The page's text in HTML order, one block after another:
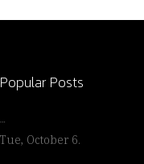
Popular Posts
…
Tue, October 6.